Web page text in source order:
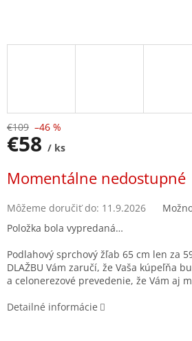
€109 –46 %
€58 / ks
cena:
Momentálne nedostupné
Môžeme doručiť do: 11.9.2026
Položka bola vypredaná…
Podlahový sprchový žľab 65 cm len za
DLAŽBU Vám zaručí, že Vaša kúpeľňa
a celonerezové prevedenie, že Vám aj
Detailné informácie